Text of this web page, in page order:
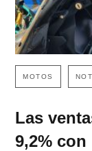
MOTOS
Las
9,2%